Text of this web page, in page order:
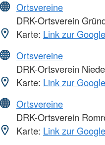
Ortsvereine
DRK-Ortsverein
Karte: Link zur
Ortsvereine
DRK-Ortsverein
Karte: Link zur
Ortsvereine
DRK-Ortsverein
Karte: Link zur